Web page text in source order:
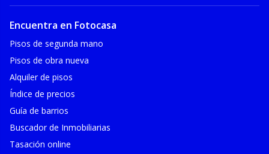
Encuentra en Fotocasa
Pisos de segunda mano
Pisos de obra nueva
Alquiler de pisos
Índice de precios
Guía de barrios
Buscador de Inmobiliarias
Tasación online